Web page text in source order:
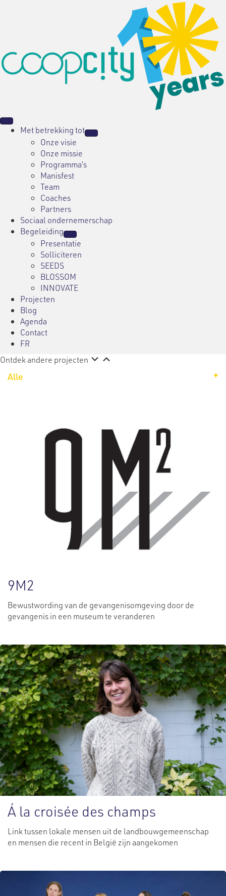
Met betrekking tot
Onze visie
Onze missie
Programma’s
Manisfest
Team
Coaches
Partners
Sociaal ondernemerschap
Begeleiding
Presentatie
Solliciteren
SEEDS
BLOSSOM
INNOVATE
Projecten
Blog
Agenda
Contact
FR
Ontdek andere projecten
Alle
9M2
Bewustwording van de gevangenisomgeving door de
gevangenis in een museum te veranderen
Á la croisée des champs
Link tussen lokale mensen uit de landbouwgemeenschap
en mensen die recent in België zijn aangekomen